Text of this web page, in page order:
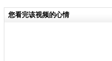
您看完该视频的心情